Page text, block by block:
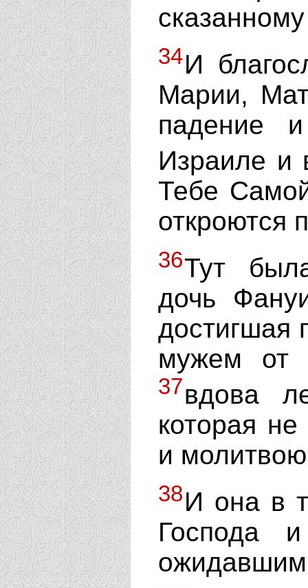
34И
Марии,
падение
Израиле и
Тебе
откроются
36Тут
дочь
достигшая
мужем от
37вдова
которая
и
38И она в
Господа
ожидавшим